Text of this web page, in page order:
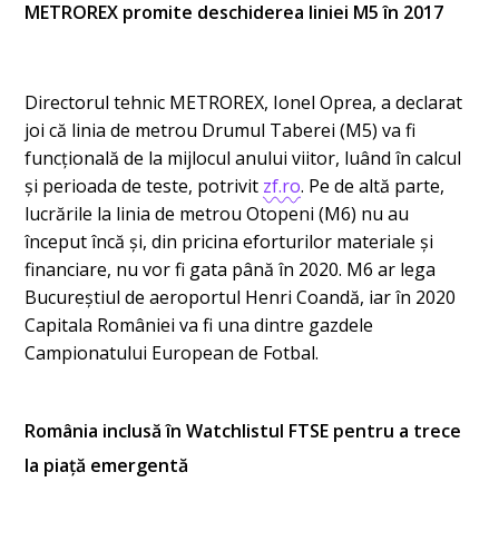
METROREX promite deschiderea liniei M5 în 2017
Directorul tehnic METROREX, Ionel Oprea, a declarat
joi că linia de metrou Drumul Taberei (M5) va fi
funcțională de la mijlocul anului viitor, luând în calcul
și perioada de teste, potrivit zf.ro. Pe de altă parte,
lucrările la linia de metrou Otopeni (M6) nu au
început încă și, din pricina eforturilor materiale și
financiare, nu vor fi gata până în 2020. M6 ar lega
Bucureștiul de aeroportul Henri Coandă, iar în 2020
Capitala României va fi una dintre gazdele
Campionatului European de Fotbal.
România inclusă în Watchlistul FTSE pentru a trece
la piață emergentă